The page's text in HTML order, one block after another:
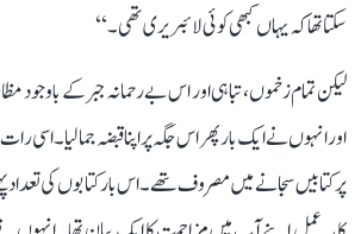
سکتا تھا کہ یہاں کبھی کوئی لائبریری تھی۔‘‘
لیکن تمام زخموں، تباہی اور اس بے رحمانہ جبر کے باوجود
اور انہوں نے ایک بار پھر اس جگہ پر اپنا قبضہ جما لیا۔ اسی
پر کتابیں سجانے میں مصروف تھے۔ اس بار کتابوں کی تعداد